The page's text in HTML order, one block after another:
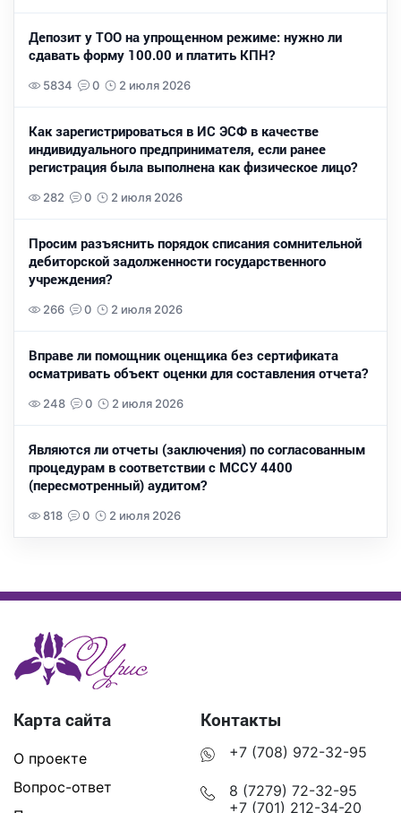
Депозит у ТОО на упрощенном режиме: нужно ли
сдавать форму 100.00 и платить КПН?
5834 0 2 июля 2026
Как зарегистрироваться в ИС ЭСФ в качестве
индивидуального предпринимателя, если ранее
регистрация была выполнена как физическое лицо?
282 0 2 июля 2026
Просим разъяснить порядок списания сомнительной
дебиторской задолженности государственного
учреждения?
266 0 2 июля 2026
Вправе ли помощник оценщика без сертификата
осматривать объект оценки для составления отчета?
248 0 2 июля 2026
Являются ли отчеты (заключения) по согласованным
процедурам в соответствии с МССУ 4400
(пересмотренный) аудитом?
818 0 2 июля 2026
Карта сайта
О проекте
Вопрос-ответ
Контакты
+7 (708) 972-32-95
8 (7279) 72-32-95
+7 (701) 212-34-20